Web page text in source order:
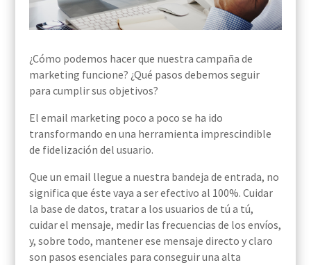
¿Cómo podemos hacer que nuestra campaña de
marketing funcione? ¿Qué pasos debemos seguir
para cumplir sus objetivos?
El email marketing poco a poco se ha ido
transformando en una herramienta imprescindible
de fidelización del usuario.
Que un email llegue a nuestra bandeja de entrada, no
significa que éste vaya a ser efectivo al 100%. Cuidar
la base de datos, tratar a los usuarios de tú a tú,
cuidar el mensaje, medir las frecuencias de los envíos,
y, sobre todo, mantener ese mensaje directo y claro
son pasos esenciales para conseguir una alta